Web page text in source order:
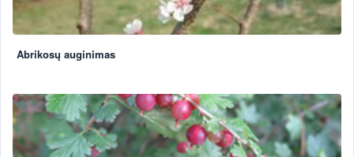
Abrikosų auginimas